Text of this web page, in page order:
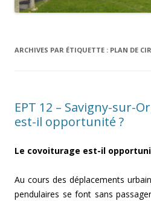
ARCHIVES PAR ÉTIQUETTE : PLAN DE
EPT 12 – Savigny-sur-
est-il opportunité ?
Le covoiturage est-il
Au cours des déplacements
pendulaires se font sans